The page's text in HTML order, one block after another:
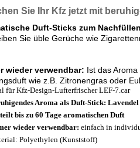
Sie Ihr Kfz jetzt mit
Duft-Sticks zum Nachfüllen
Sie üble Gerüche wie
wieder verwendbar: Ist das
wie z.B. Zitronengras oder
für Kfz-Design-Lufterfrischer LEF-7.car
Aroma als Duft-Stick: Lavendel
bis zu 60 Tage aromatischen Duft
wieder verwendbar: einfach in
Polyethylen (Kunststoff)